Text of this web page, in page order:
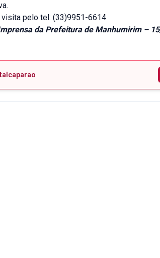
pelo tel: (33)9951-6614
da Prefeitura de Manhumirim –